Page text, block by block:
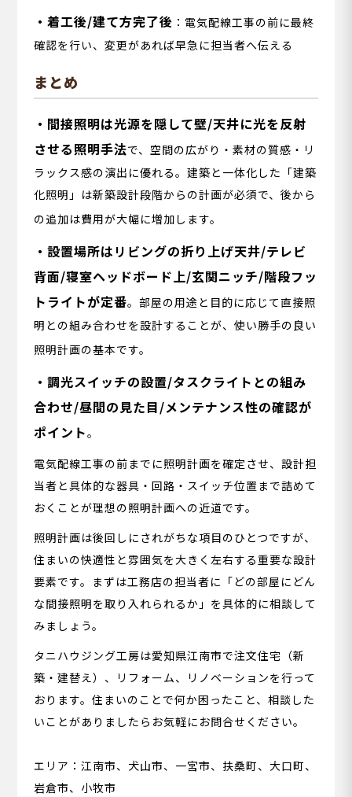
・着工後/建て方完了後 ：電気配線工事の前に最終
確認を行い、変更があれば早急に担当者へ伝える
まとめ
・間接照明は光源を隠して壁/天井に光を反射
させる照明手法で、空間の広がり・素材の質感・リ
ラックス感の演出に優れる。建築と一体化した「建築
化照明」は新築設計段階からの計画が必須で、後から
の追加は費用が大幅に増加します。
・設置場所はリビングの折り上げ天井/テレビ
背面/寝室ヘッドボード上/玄関ニッチ/階段フッ
トライトが定番。部屋の用途と目的に応じて直接照
明との組み合わせを設計することが、使い勝手の良い
照明計画の基本です。
・調光スイッチの設置/タスクライトとの組み
合わせ/昼間の見た目/メンテナンス性の確認が
ポイント。
電気配線工事の前までに照明計画を確定させ、設計担
当者と具体的な器具・回路・スイッチ位置まで詰めて
おくことが理想の照明計画への近道です。
照明計画は後回しにされがちな項目のひとつですが、
住まいの快適性と雰囲気を大きく左右する重要な設計
要素です。まずは工務店の担当者に「どの部屋にどん
な間接照明を取り入れられるか」を具体的に相談して
みましょう。
タニハウジング工房は愛知県江南市で注文住宅（新
築・建替え）、リフォーム、リノベーションを行って
おります。住まいのことで何か困ったこと、相談した
いことがありましたらお気軽にお問合せください。
エリア：江南市、犬山市、一宮市、扶桑町、大口町、
岩倉市、小牧市